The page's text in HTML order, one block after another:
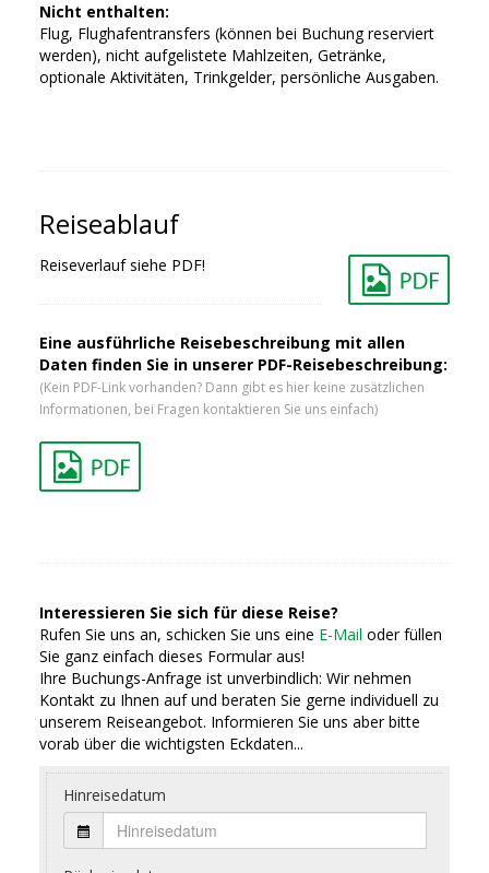
Nicht enthalten:
Flug, Flughafentransfers (können bei Buchung reserviert
werden), nicht aufgelistete Mahlzeiten, Getränke,
optionale Aktivitäten, Trinkgelder, persönliche Ausgaben.
Reiseablauf
Reiseverlauf siehe PDF!
Eine ausführliche Reisebeschreibung mit allen
Daten finden Sie in unserer PDF-Reisebeschreibung:
(Kein PDF-Link vorhanden? Dann gibt es hier keine zusätzlichen
Informationen, bei Fragen kontaktieren Sie uns einfach)
Interessieren Sie sich für diese Reise?
Rufen Sie uns an, schicken Sie uns eine E-Mail oder füllen
Sie ganz einfach dieses Formular aus!
Ihre Buchungs-Anfrage ist unverbindlich: Wir nehmen
Kontakt zu Ihnen auf und beraten Sie gerne individuell zu
unserem Reiseangebot. Informieren Sie uns aber bitte
vorab über die wichtigsten Eckdaten...